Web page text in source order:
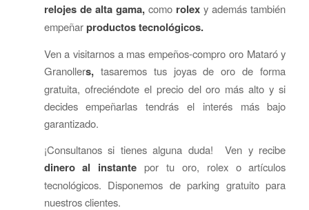
relojes de alta gama, como rolex y además también
empeñarproductos tecnológicos.
Ven a visitarnos a mas empeños-compro oro Mataró y
Granollers, tasaremos tus joyas de oro de forma
gratuita, ofreciéndote el precio del oro más alto y si
decides empeñarlas tendrás el interés más bajo
garantizado.
¡Consultanos si tienes alguna duda! Ven y recibe
dinero al instante por tu oro, rolex o artículos
tecnológicos. Disponemos de parking gratuito para
nuestros clientes.